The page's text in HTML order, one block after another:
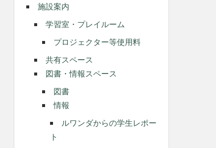
施設案内
学習室・プレイルーム
プロジェクター等使用料
共有スペース
図書・情報スペース
図書
情報
ルワンダからの学生レポー
ト